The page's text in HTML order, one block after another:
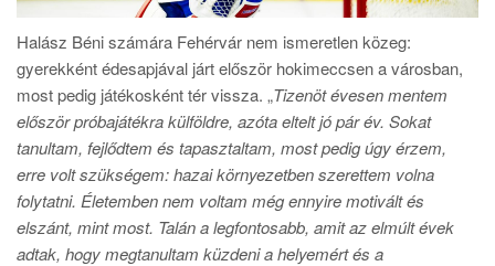
Halász Béni számára Fehérvár nem ismeretlen közeg:
gyerekként édesapjával járt először hokimeccsen a városban,
most pedig játékosként tér vissza. „Tizenöt évesen mentem
először próbajátékra külföldre, azóta eltelt jó pár év. Sokat
tanultam, fejlődtem és tapasztaltam, most pedig úgy érzem,
erre volt szükségem: hazai környezetben szerettem volna
folytatni. Életemben nem voltam még ennyire motivált és
elszánt, mint most. Talán a legfontosabb, amit az elmúlt évek
adtak, hogy megtanultam küzdeni a helyemért és a